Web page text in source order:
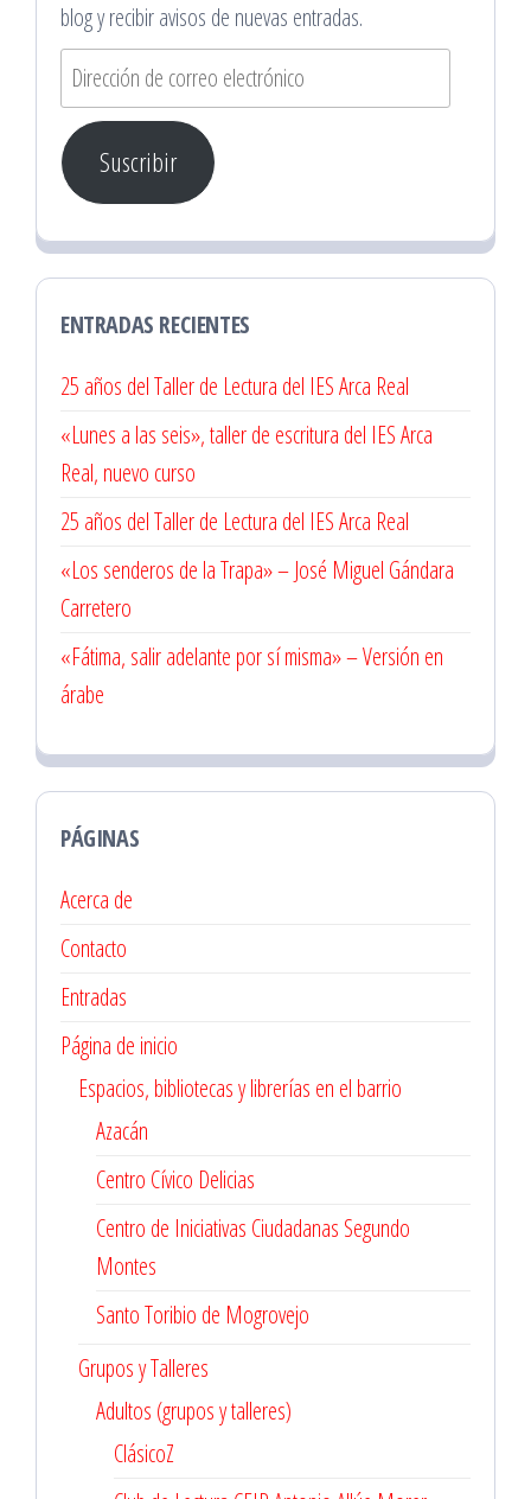
blog y recibir avisos de nuevas entradas.
Dirección
de
correo
electrónico
Suscribir
ENTRADAS RECIENTES
25 años del Taller de Lectura del IES Arca Real
«Lunes a las seis», taller de escritura del IES Arca
Real, nuevo curso
25 años del Taller de Lectura del IES Arca Real
«Los senderos de la Trapa» – José Miguel Gándara
Carretero
«Fátima, salir adelante por sí misma» – Versión en
árabe
PÁGINAS
Acerca de
Contacto
Entradas
Página de inicio
Espacios, bibliotecas y librerías en el barrio
Azacán
Centro Cívico Delicias
Centro de Iniciativas Ciudadanas Segundo
Montes
Santo Toribio de Mogrovejo
Grupos y Talleres
Adultos (grupos y talleres)
ClásicoZ